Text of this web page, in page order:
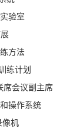
验室
方法
练计划
席会议副主席
操作系统
像机